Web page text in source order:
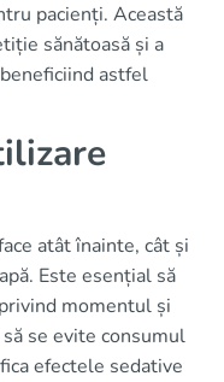
pacienți. Această
sănătoasă și a
astfel
atât înainte, cât și
Este esențial să
momentul și
se evite consumul
efectele sedative